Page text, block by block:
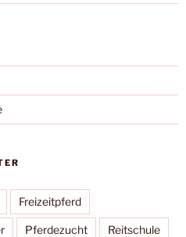
Freizeitpferd
Pferdezucht Reitschule